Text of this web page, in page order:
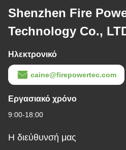
Shenzhen Fire
Technology Co.,
Ηλεκτρονικό
caine@firepowertec.com
Εργασιακό χρόνο
9:00-18:00
Η διεύθυνσή μας